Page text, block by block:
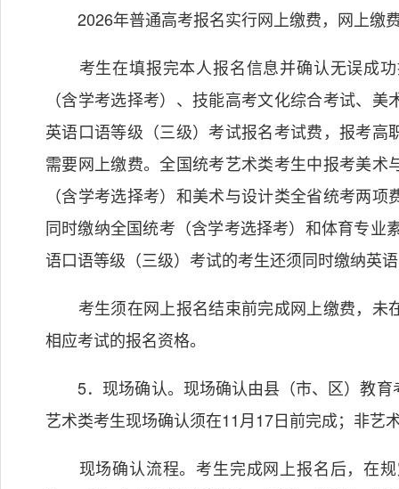
2026年普通高考报名实行网上缴费，网上缴
考生在填报完本人报名信息并确认无误成功
（含学考选择考）、技能高考文化综合考试、
英语口语等级（三级）考试报名考试费，报考
需要网上缴费。全国统考艺术类考生中报考美
（含学考选择考）和美术与设计类全省统考两
同时缴纳全国统考（含学考选择考）和体育专业
语口语等级（三级）考试的考生还须同时缴纳英
考生须在网上报名结束前完成网上缴费，未
相应考试的报名资格。
5．现场确认。现场确认由县（市、区）教育
艺术类考生现场确认须在11月17日前完成；非艺
现场确认流程。考生完成网上报名后，在规